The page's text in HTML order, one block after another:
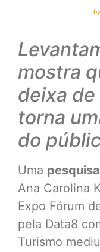
by
mostra
deixa de
torna
do
Uma
Ana Carolina
Expo Fórum
pela Data8
Turismo